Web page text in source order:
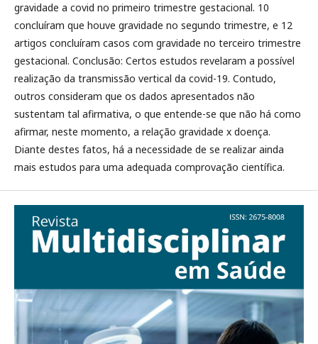
gravidade a covid no primeiro trimestre gestacional. 10
concluíram que houve gravidade no segundo trimestre, e 12
artigos concluíram casos com gravidade no terceiro trimestre
gestacional. Conclusão: Certos estudos revelaram a possível
realização da transmissão vertical da covid-19. Contudo,
outros consideram que os dados apresentados não
sustentam tal afirmativa, o que entende-se que não há como
afirmar, neste momento, a relação gravidade x doença.
Diante destes fatos, há a necessidade de se realizar ainda
mais estudos para uma adequada comprovação científica.